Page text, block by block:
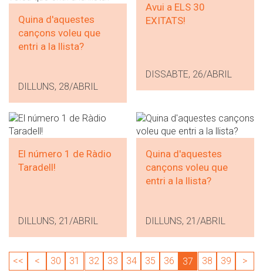
Quina d'aquestes
cançons voleu que
entri a la llista?
DILLUNS, 28/ABRIL
Avui a ELS 30
EXITATS!
DISSABTE, 26/ABRIL
El número 1 de Ràdio
Taradell!
DILLUNS, 21/ABRIL
Quina d'aquestes
cançons voleu que
entri a la llista?
DILLUNS, 21/ABRIL
<< < 30 31 32 33 34 35 36 37 38 39 >